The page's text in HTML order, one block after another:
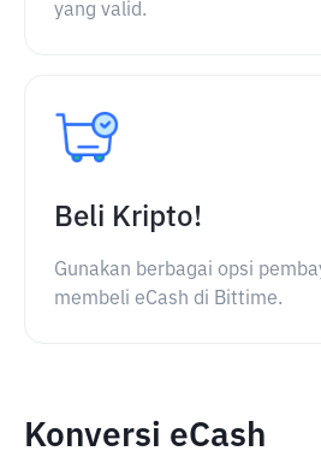
yang valid.
Beli Kripto!
Gunakan berbagai opsi
membeli eCash di Bittime.
Konversi eCash